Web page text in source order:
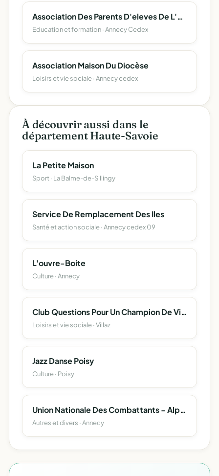
Association Des Parents D'eleves De L'enseignement Libre (Apel) Du Departement De La Haute-Savoie
Education et formation · Annecy Cedex
Association Maison Du Diocèse
Loisirs et vie sociale · Annecy cedex
À découvrir aussi dans le
département Haute-Savoie
La Petite Maison
Sport · La Balme-de-Sillingy
Service De Remplacement Des Iles
Santé et action sociale · Annecy cedex 09
L'ouvre-Boite
Culture · Annecy
Club Questions Pour Un Champion De Villaz
Loisirs et vie sociale · Villaz
Jazz Danse Poisy
Culture · Poisy
Union Nationale Des Combattants - Alpes - Afn - Veuves - Opex - Service Militaire - Membres Associés Du Semnoz
Autres et divers · Annecy